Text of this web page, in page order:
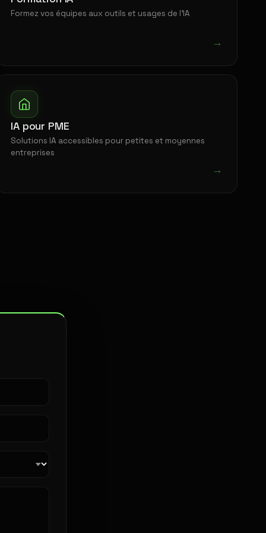
Formez vos équipes aux outils et usages de l'IA
→
IA pour PME
Solutions IA accessibles pour petites et moyennes
entreprises
→